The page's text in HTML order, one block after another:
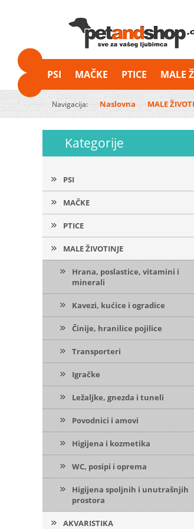
PSI MAČKE PTICE MALE
Navigacija: Naslovna MALE
Kategorije
PSI
MAČKE
PTICE
MALE ŽIVOTINJE
Hrana, poslastice, vitamini i
minerali
Kavezi, kućice i ogradice
Činije, hranilice pojilice
Transporteri
Igračke
Ležaljke, gnezda i tuneli
Povodnici i amovi
Higijena i kozmetika
WC, posipi i oprema
Higijena spoljnih i unutrašnjih
prostora
AKVARISTIKA